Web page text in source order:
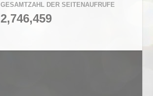
GESAMTZAHL DER SEITENAUFRUFE
2,746,459